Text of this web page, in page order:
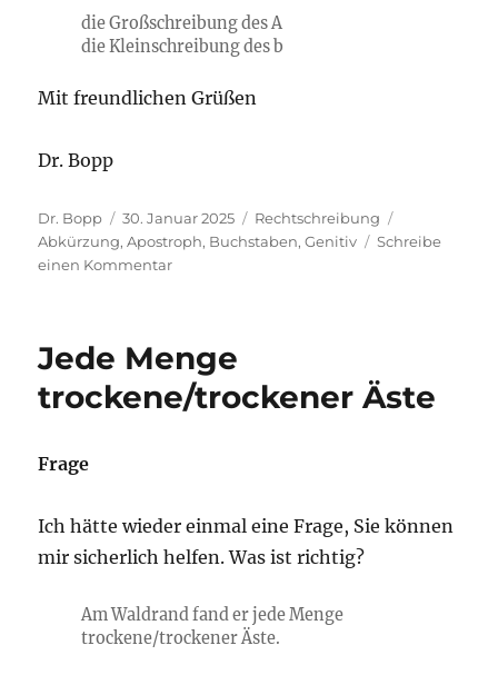
die Großschreibung des A
die Kleinschreibung des b
Mit freundlichen Grüßen
Dr. Bopp
Autor
Dr. Bopp
Veröffentlicht
am
30. Januar 2025 Kategorien
Rechtschreibung
Abkürzung,Apostroph, Buchstaben,Genitiv
Schreibe
einen Kommentarzu
A’s
Haus,
As
von
Jede Menge
trockene/trockener Äste
Frage
Ich hätte wieder einmal eine Frage, Sie können
mir sicherlich helfen. Was ist richtig?
Am Waldrand fand er jede Menge
trockene/trockener Äste.